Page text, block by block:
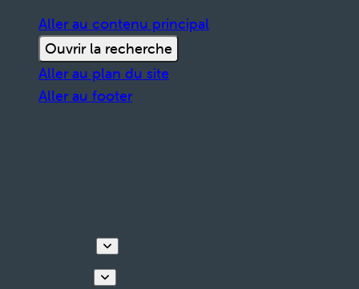
Aller au contenu principal
Ouvrir la recherche
Aller au plan du site
Aller au footer